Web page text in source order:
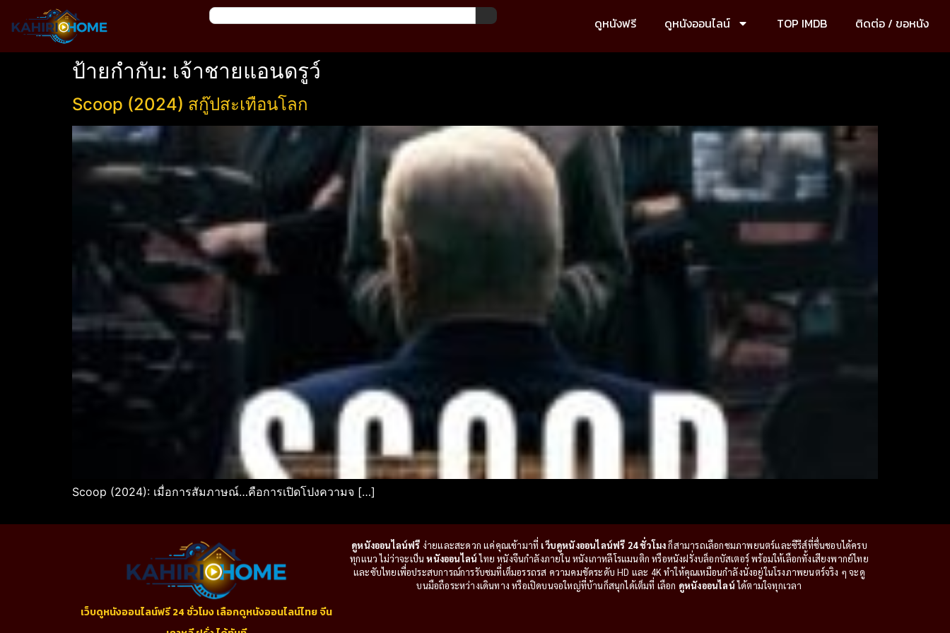
ดูหนังฟรี ดูหนังออนไลน์ TOP IMDB ติดต่อ / ขอหนัง
ป้ายกำกับ: เจ้าชายแอนดรูว์
Scoop (2024) สกู๊ปสะเทือนโลก
Scoop (2024): เมื่อการสัมภาษณ์…คือการเปิดโปงความจ […]
เว็บดูหนังออนไลน์ฟรี 24 ชั่วโมง เลือกดูหนังออนไลน์ไทย จีน
ดูหนังออนไลน์ฟรี ง่ายและสะดวก แค่คุณเข้ามาที่ เว็บดูหนังออนไลน์ฟรี 24 ชั่วโมงก็สามารถเลือกชมภาพยนตร์และซีรีส์ที่ชื่นชอบได้ครบ
ทุกแนว ไม่ว่าจะเป็นหนังออนไลน์ไทย หนังจีนกำลังภายใน หนังเกาหลีโรแมนติก หรือหนังฝรั่งบล็อกบัสเตอร์ พร้อมให้เลือกทั้งเสียงพากย์ไทย
และซับไทยเพื่อประสบการณ์การรับชมที่เต็มอรรถรส ความคมชัดระดับ HD และ 4K ทำให้คุณเหมือนกำลังนั่งอยู่ในโรงภาพยนตร์จริง ๆ จะดู
บนมือถือระหว่างเดินทาง หรือเปิดบนจอใหญ่ที่บ้านก็สนุกได้เต็มที่ เลือก ดูหนังออนไลน์ได้ตามใจทุกเวลา